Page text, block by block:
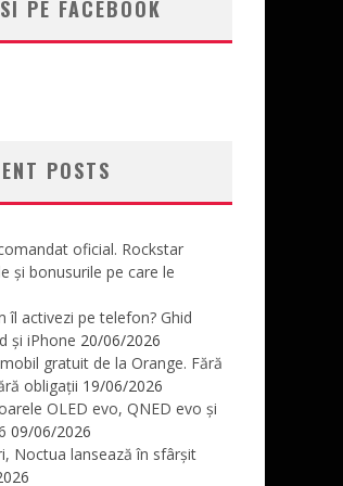
PE FACEBOOK
POSTS
oficial. Rockstar
și bonusurile pe care le
îl activezi pe telefon? Ghid
și iPhone 20/06/2026
gratuit de la Orange. Fără
obligații 19/06/2026
OLED evo, QNED evo și
09/06/2026
Noctua lansează în sfârșit